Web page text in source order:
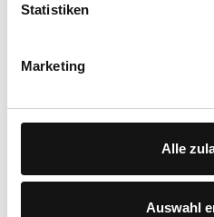
Statistiken
Marketing
Alle
Auswahl
Mit der Sihlcity Color & Shopping
finden gemeinsam mit Milena
perfekt zu Ihnen passen. Freuen
Jetzt buchen